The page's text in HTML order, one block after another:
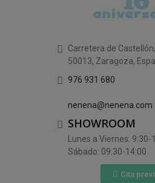
Carretera de
50013, Zaragoza,
976 931 680
nenena@nenena.com
SHOWROOM
Lunes a Viernes: 9:30-
Sábado: 09:30-14:00
Cita